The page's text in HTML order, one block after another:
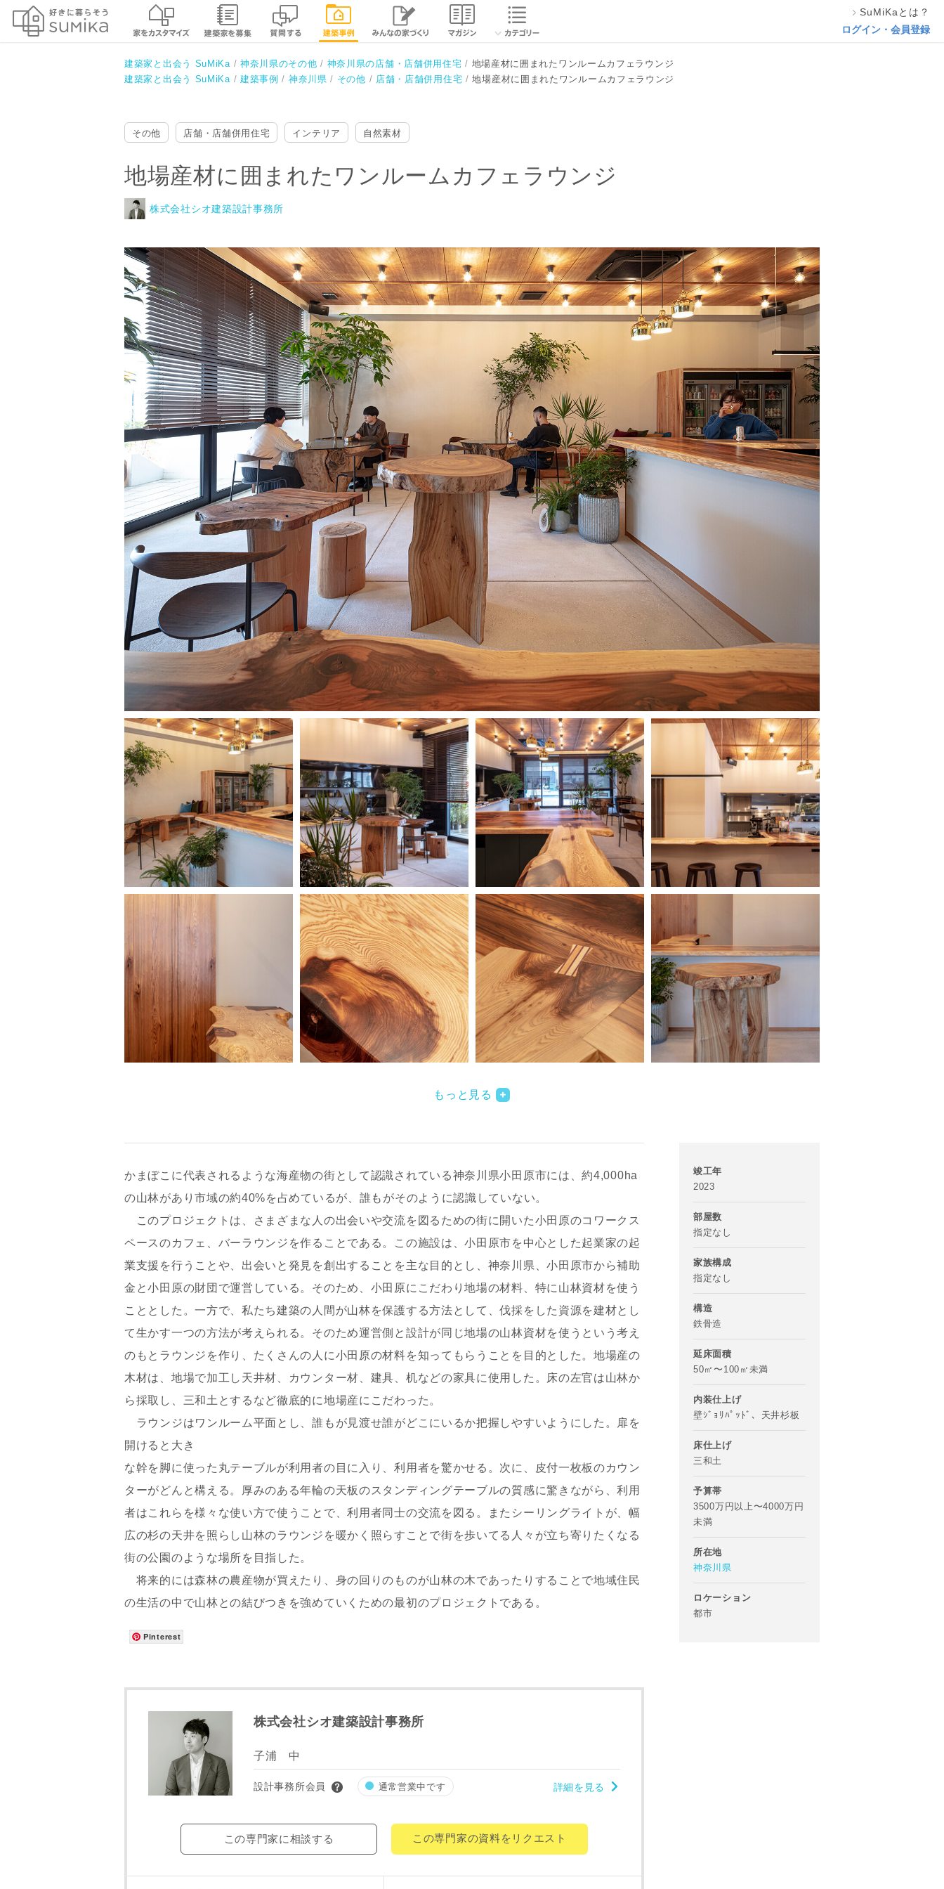
閉じる
SuMiKaとは？
ログイン・会員登録
建築家と出会う SuMiKa 神奈川県のその他 神奈川県の店舗・店舗併用住宅
地場産材に囲まれたワンルームカフェラウンジ
建築家と出会う SuMiKa
建築事例 神奈川県 その他 店舗・店舗併用住宅 地場産材に囲まれたワンルームカフェラウンジ
地場産材に囲まれたワンルームカフェラウンジ
株式会社シオ建築設計事務所
その他 店舗・店舗併用住宅 インテリア 自然素材
地場産材に囲まれたワンルームカフェラウンジ
株式会社シオ建築設計事務所
もっと見る
かまぼこに代表されるような海産物の街として認識されている神奈川県小田原市には、約4,000ha
の山林があり市域の約40%を占めているが、誰もがそのように認識していない。
このプロジェクトは、さまざまな人の出会いや交流を図るための街に開いた小田原のコワークス
ペースのカフェ、バーラウンジを作ることである。この施設は、小田原市を中心とした起業家の起
業支援を行うことや、出会いと発見を創出することを主な目的とし、神奈川県、小田原市から補助
金と小田原の財団で運営している。そのため、小田原にこだわり地場の材料、特に山林資材を使う
こととした。一方で、私たち建築の人間が山林を保護する方法として、伐採をした資源を建材とし
て生かす一つの方法が考えられる。そのため運営側と設計が同じ地場の山林資材を使うという考え
のもとラウンジを作り、たくさんの人に小田原の材料を知ってもらうことを目的とした。地場産の
木材は、地場で加工し天井材、カウンター材、建具、机などの家具に使用した。床の左官は山林か
ら採取し、三和土とするなど徹底的に地場産にこだわった。
ラウンジはワンルーム平面とし、誰もが見渡せ誰がどこにいるか把握しやすいようにした。扉を
開けると大き
な幹を脚に使った丸テーブルが利用者の目に入り、利用者を驚かせる。次に、皮付一枚板のカウン
ターがどんと構える。厚みのある年輪の天板のスタンディングテーブルの質感に驚きながら、利用
者はこれらを様々な使い方で使うことで、利用者同士の交流を図る。またシーリングライトが、幅
広の杉の天井を照らし山林のラウンジを暖かく照らすことで街を歩いてる人々が立ち寄りたくなる
街の公園のような場所を目指した。
将来的には森林の農産物が買えたり、身の回りのものが山林の木であったりすることで地域住民
の生活の中で山林との結びつきを強めていくための最初のプロジェクトである。
Pinterest
株式会社シオ建築設計事務所
子浦 中
設計事務所会員 通常営業中です 詳細を見る
この専門家に相談する この専門家の資料をリクエスト
竣工年
2023
部屋数
指定なし
家族構成
指定なし
構造
鉄骨造
延床面積
50㎡〜100㎡未満
内装仕上げ
壁ｼﾞｮﾘﾊﾟｯﾄﾞ、天井杉板
床仕上げ
三和土
予算帯
3500万円以上〜4000万円
未満
所在地
神奈川県
ロケーション
都市
お名前
ご住所 郵便番号
都道府県
番地、建物名
同居する家族構成
資料請求にあたっての注意事項
専門家の都合により、資料の送付が遅くなったり、送付できない場合があります。あらかじめご
了承ください。